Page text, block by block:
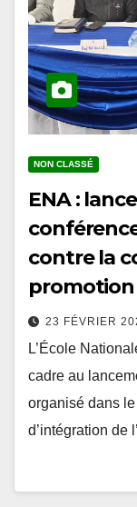
ENA :
contre la
promotion
L’École
cadre au
organisé dans
d’intégration de